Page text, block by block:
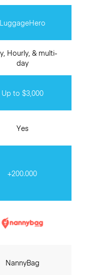
LuggageHero
Hourly, & multi-
day
Up to $3,000
Yes
+200.000
NannyBag